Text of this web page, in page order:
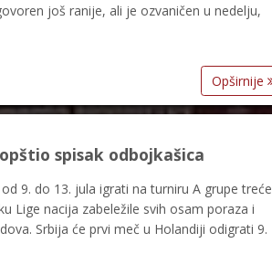
još ranije, ali je ozvaničen u nedelju,
Opširnije
spisak odbojkašica
9. do 13. jula igrati na turniru A grupe treće
Lige nacija zabeležile svih osam poraza i
Srbija će prvi meč u Holandiji odigrati 9.